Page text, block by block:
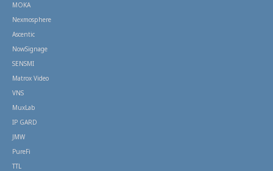
MOKA
Nexmosphere
Ascentic
NowSignage
SENSMI
Matrox Video
VNS
MuxLab
IP GARD
JMW
PureFi
TTL